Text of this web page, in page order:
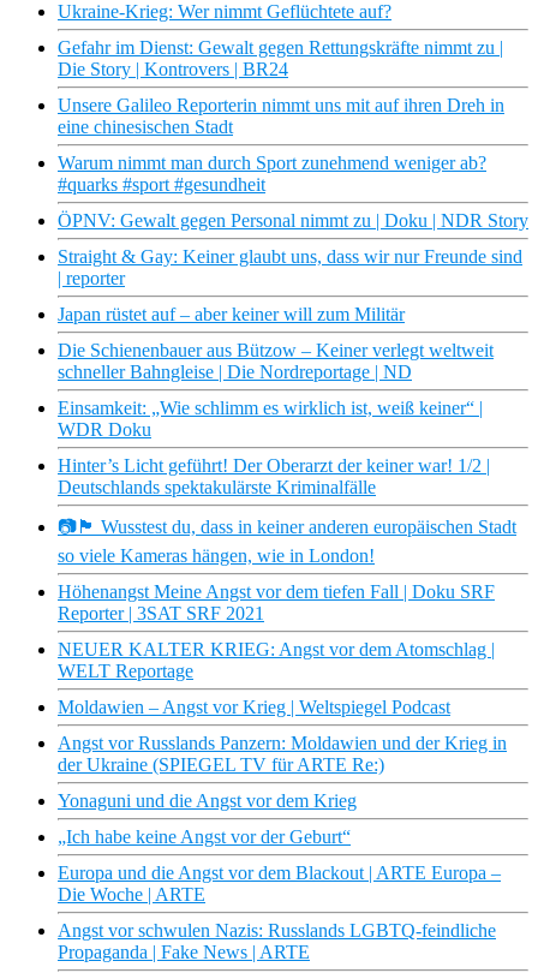
Ukraine-Krieg: Wer nimmt Geflüchtete auf?
Gefahr im Dienst: Gewalt gegen Rettungskräfte nimmt zu |
Die Story | Kontrovers | BR24
Unsere Galileo Reporterin nimmt uns mit auf ihren Dreh in
eine chinesischen Stadt
Warum nimmt man durch Sport zunehmend weniger ab?
#quarks #sport #gesundheit
ÖPNV: Gewalt gegen Personal nimmt zu | Doku | NDR Story
Straight & Gay: Keiner glaubt uns, dass wir nur Freunde sind
| reporter
Japan rüstet auf – aber keiner will zum Militär
Die Schienenbauer aus Bützow – Keiner verlegt weltweit
schneller Bahngleise | Die Nordreportage | ND
Einsamkeit: „Wie schlimm es wirklich ist, weiß keiner“ |
WDR Doku
Hinter’s Licht geführt! Der Oberarzt der keiner war! 1/2 |
Deutschlands spektakulärste Kriminalfälle
📷🏴 Wusstest du, dass in keiner anderen europäischen Stadt
so viele Kameras hängen, wie in London!
Höhenangst Meine Angst vor dem tiefen Fall | Doku SRF
Reporter | 3SAT SRF 2021
NEUER KALTER KRIEG: Angst vor dem Atomschlag |
WELT Reportage
Moldawien – Angst vor Krieg | Weltspiegel Podcast
Angst vor Russlands Panzern: Moldawien und der Krieg in
der Ukraine (SPIEGEL TV für ARTE Re:)
Yonaguni und die Angst vor dem Krieg
„Ich habe keine Angst vor der Geburt“
Europa und die Angst vor dem Blackout | ARTE Europa –
Die Woche | ARTE
Angst vor schwulen Nazis: Russlands LGBTQ-feindliche
Propaganda | Fake News | ARTE